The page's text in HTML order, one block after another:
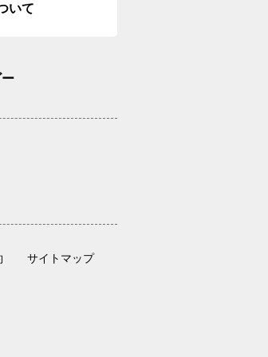
いて
サイトマップ